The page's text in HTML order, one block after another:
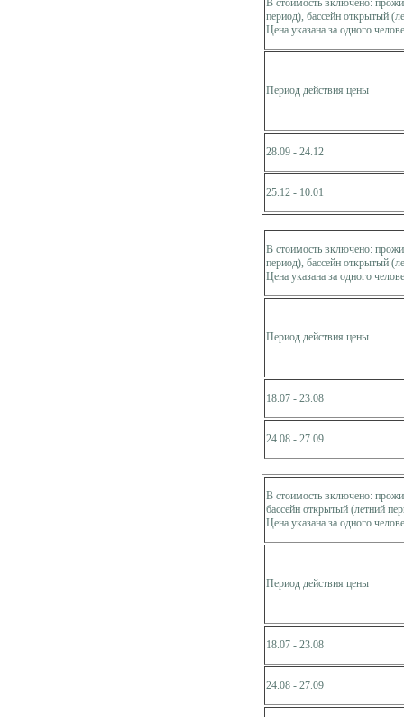
В стоимость включено:
период), бассейн открытый
Цена указана за одного
Период действия цены
28.09 - 24.12
25.12 - 10.01
В стоимость включено:
период), бассейн открытый
Цена указана за одного
Период действия цены
18.07 - 23.08
24.08 - 27.09
В стоимость включено:
бассейн открытый (летний
Цена указана за одного
Период действия цены
18.07 - 23.08
24.08 - 27.09